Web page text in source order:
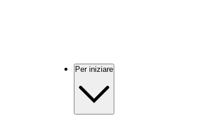
Per iniziare